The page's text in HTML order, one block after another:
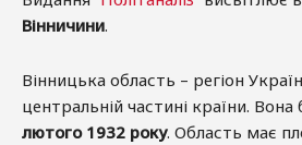
Вінничини.
Вінницька область – регіон
центральній частині країни. Вона
лютого 1932 року. Область має